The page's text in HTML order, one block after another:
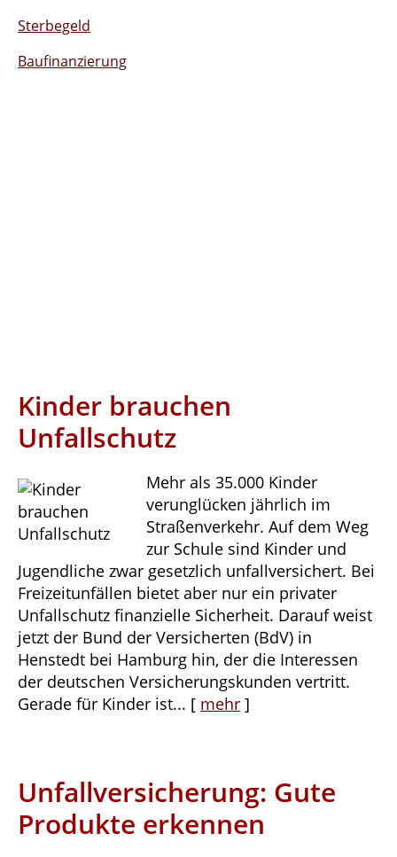
Sterbegeld
Baufinanzierung
Kinder brauchen
Unfallschutz
Mehr als 35.000 Kinder
verunglücken jährlich im
Straßenverkehr. Auf dem Weg
zur Schule sind Kinder und
Jugendliche zwar gesetzlich unfallversichert. Bei
Freizeitunfällen bietet aber nur ein privater
Unfallschutz finanzielle Sicherheit. Darauf weist
jetzt der Bund der Versicherten (BdV) in
Henstedt bei Hamburg hin, der die Interessen
der deutschen Versicherungskunden vertritt.
Gerade für Kinder ist... [ mehr ]
Unfallversicherung: Gute
Produkte erkennen